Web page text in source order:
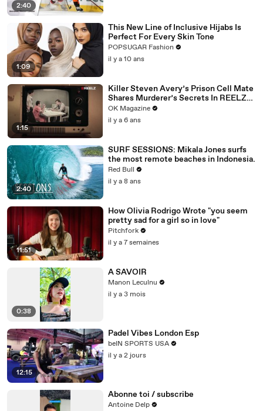
2:40
1:09
This New Line of Inclusive Hijabs Is
Perfect For Every Skin Tone
POPSUGAR Fashion
il y a 10 ans
1:15
Killer Steven Avery’s Prison Cell Mate
Shares Murderer’s Secrets In REELZ
Doc—Watch
OK Magazine
il y a 6 ans
2:40
SURF SESSIONS: Mikala Jones surfs
the most remote beaches in Indonesia.
Red Bull
il y a 8 ans
11:51
How Olivia Rodrigo Wrote "you seem
pretty sad for a girl so in love"
Pitchfork
il y a 7 semaines
0:38
A SAVOIR
Manon Leculnu
il y a 3 mois
12:15
Padel Vibes London Esp
beIN SPORTS USA
il y a 2 jours
Abonne toi / subscribe
Antoine Delp